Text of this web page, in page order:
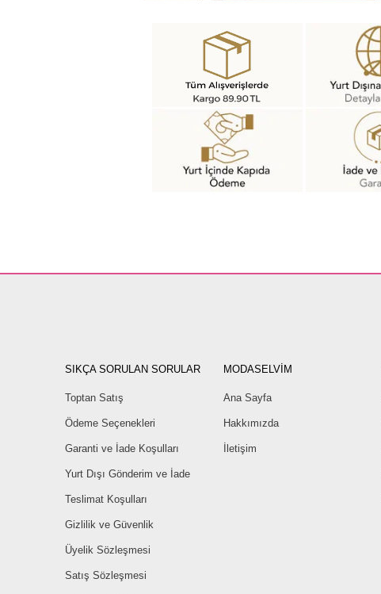
SIKÇA SORULAN SORULAR
Toptan Satış
Ödeme Seçenekleri
Garanti ve İade Koşulları
Yurt Dışı Gönderim ve İade
Teslimat Koşulları
Gizlilik ve Güvenlik
Üyelik Sözleşmesi
Satış Sözleşmesi
MODASELVİM
Ana Sayfa
Hakkımızda
İletişim